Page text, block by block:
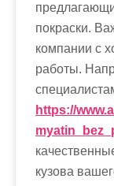
покраски.
компании с
работы.
https://
кузова